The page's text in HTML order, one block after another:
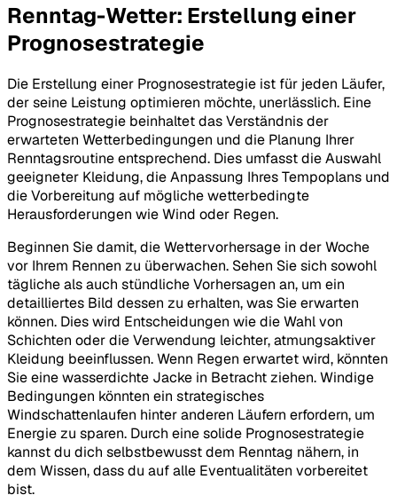
Renntag-Wetter: Erstellung einer
Prognosestrategie
Die Erstellung einer Prognosestrategie ist für jeden Läufer,
der seine Leistung optimieren möchte, unerlässlich. Eine
Prognosestrategie beinhaltet das Verständnis der
erwarteten Wetterbedingungen und die Planung Ihrer
Renntagsroutine entsprechend. Dies umfasst die Auswahl
geeigneter Kleidung, die Anpassung Ihres Tempoplans und
die Vorbereitung auf mögliche wetterbedingte
Herausforderungen wie Wind oder Regen.
Beginnen Sie damit, die Wettervorhersage in der Woche
vor Ihrem Rennen zu überwachen. Sehen Sie sich sowohl
tägliche als auch stündliche Vorhersagen an, um ein
detailliertes Bild dessen zu erhalten, was Sie erwarten
können. Dies wird Entscheidungen wie die Wahl von
Schichten oder die Verwendung leichter, atmungsaktiver
Kleidung beeinflussen. Wenn Regen erwartet wird, könnten
Sie eine wasserdichte Jacke in Betracht ziehen. Windige
Bedingungen könnten ein strategisches
Windschattenlaufen hinter anderen Läufern erfordern, um
Energie zu sparen. Durch eine solide Prognosestrategie
kannst du dich selbstbewusst dem Renntag nähern, in
dem Wissen, dass du auf alle Eventualitäten vorbereitet
bist.